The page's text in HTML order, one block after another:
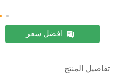
افضل سعر